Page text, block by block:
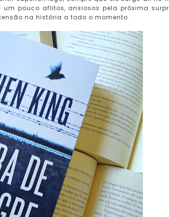
pouco aflitos, ansiosos pela próxima
na história a todo o momento.